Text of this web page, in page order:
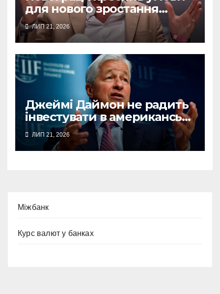
для нового зростання
біткоїна
ЛИП 21, 2026
Джеймі Даймон не радить
інвестувати в американські
акції та довгострокові
держоблігації
ЛИП 21, 2026
Міжбанк
Курс валют у банках